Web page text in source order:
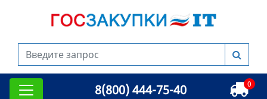
8(800) 444-75-40 0